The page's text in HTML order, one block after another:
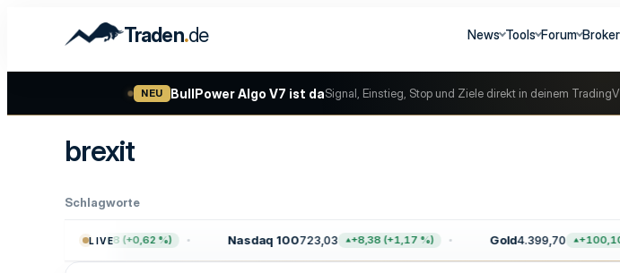
Traden.de News Tools Forum Broker
NEU BullPower Algo V7 ist daSignal, Einstieg, Stop und Ziele direkt in deinem
brexit
Schlagworte
LIVE
+47,68 (+0,62 %) Nasdaq 100723,03 +8,38 (+1,17 %) Gold4.399,70 +100,10